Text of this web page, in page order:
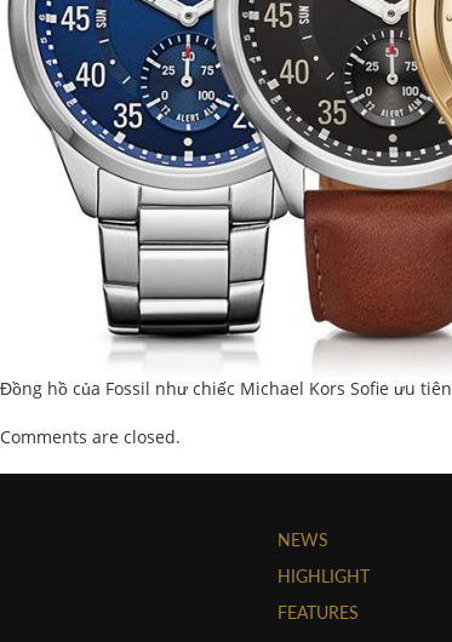
Đồng hồ của Fossil như chiếc Michael Kors Sofie ưu
Comments are closed.
NEWS
HIGHLIGHT
FEATURES